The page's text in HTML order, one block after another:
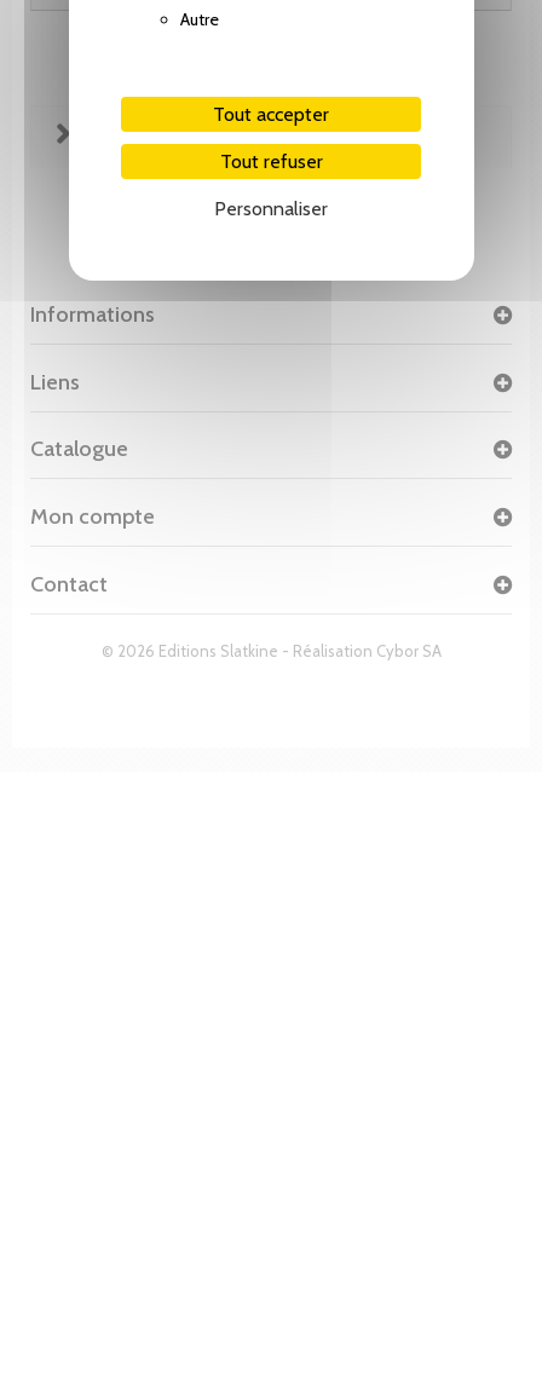
Autre
Tout accepter
Tout refuser
Personnaliser
FICHE TECHNIQUE
Informations
© 2026 Editions Slatkine - Réalisation Cybor SA
Liens
Catalogue
Mon compte
Contact